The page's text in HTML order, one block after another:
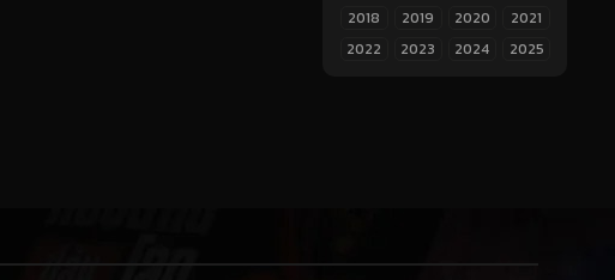
2018
2019 2020
2021
2022
2023 2024 2025